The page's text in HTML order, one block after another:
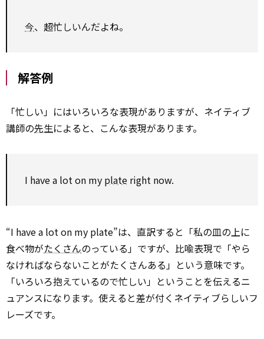
今、超忙しいんだよね。
解答例
「忙しい」にはいろいろな表現がありますが、ネイティブ
講師の先生によると、こんな表現があります。
I have a lot on my plate right now.
“I have a lot on my plate”は、直訳すると「私の皿の上に
食べ物がたくさんのっている」ですが、比喩表現で「やら
なければならないことがたくさんある」という意味です。
「いろいろ抱えているので忙しい」ということを伝えるニ
ュアンスになります。使えると差が付くネイティブらしいフ
レーズです。